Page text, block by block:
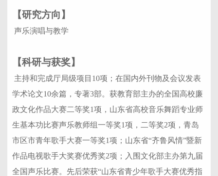
【研究方向】
声乐演唱与教学
【科研与获奖】
主持和完成厅局级项目10项；在国内外刊物及会议发表
学术论文10余篇，专著3部。获教育部主办的全国高校廉
政文化作品大赛二等奖1项，山东省高校音乐舞蹈专业师
生基本功比赛声乐教师组一等奖1项，二等奖2项，青岛
市区市青年歌手大赛一等奖1项；山东省“齐鲁风情”暨新
作品电视歌手大奖赛优秀奖2项；入围文化部主办第九届
全国声乐比赛。先后荣获“山东省青少年歌手大赛优秀指